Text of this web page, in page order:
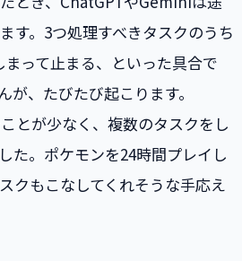
す。3つ処理すべきタスクのうち
って止まる、といった具合で
が、たびたび起こります。
とが少なく、複数のタスクをし
た。ポケモンを24時間プレイし
クもこなしてくれそうな手応え